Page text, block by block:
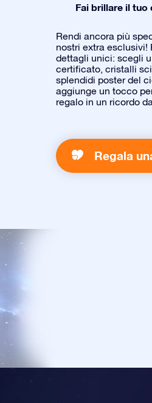
Fai brillare il
Rendi ancora più
nostri extra esclusivi!
dettagli unici: scegli
certificato, cristalli
splendidi poster del
aggiunge un tocco
regalo in un ricordo
Regala